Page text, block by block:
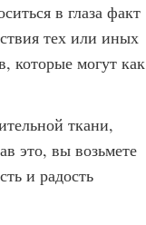
в глаза факт
тех или иных
которые могут как
ткани,
это, вы возьмете
и радость